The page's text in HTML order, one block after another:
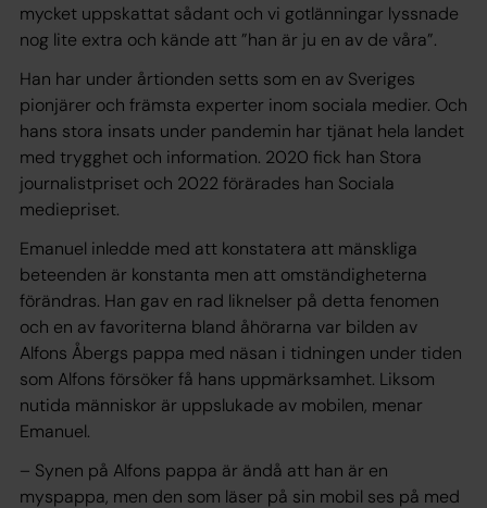
mycket uppskattat sådant och vi gotlänningar lyssnade
nog lite extra och kände att ”han är ju en av de våra”.
Han har under årtionden setts som en av Sveriges
pionjärer och främsta experter inom sociala medier. Och
hans stora insats under pandemin har tjänat hela landet
med trygghet och information. 2020 fick han Stora
journalistpriset och 2022 förärades han Sociala
mediepriset.
Emanuel inledde med att konstatera att mänskliga
beteenden är konstanta men att omständigheterna
förändras. Han gav en rad liknelser på detta fenomen
och en av favoriterna bland åhörarna var bilden av
Alfons Åbergs pappa med näsan i tidningen under tiden
som Alfons försöker få hans uppmärksamhet. Liksom
nutida människor är uppslukade av mobilen, menar
Emanuel.
– Synen på Alfons pappa är ändå att han är en
myspappa, men den som läser på sin mobil ses på med